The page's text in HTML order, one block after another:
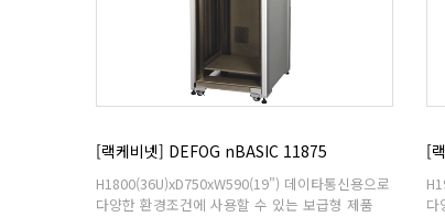
[랙케비넷] DEFOG nBASIC 11875
다양한 환경조건에 사용할 수 있는 보급형 제품
[
다